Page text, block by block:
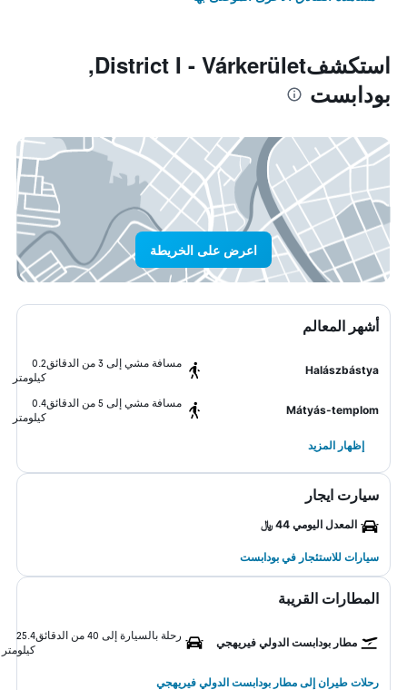
استكشفDistrict I - Várkerület,
بودابست
اعرض على الخريطة
أشهر المعالم
Halászbástya
مسافة مشي إلى 3 من الدقائق
0.2
كيلومتر
Mátyás-templom
مسافة مشي إلى 5 من الدقائق
0.4
كيلومتر
إظهار المزيد
سيارت ايجار
المعدل اليومي 44 ﷼
سيارات للاستئجار في بودابست
المطارات القريبة
مطار بودابست الدولي فيريهجي
رحلة بالسيارة إلى 40 من الدقائق
25.4
كيلومتر
رحلات طيران إلى مطار بودابست الدولي فيريهجي